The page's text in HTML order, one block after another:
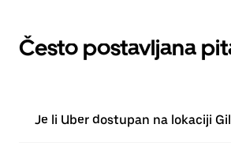
Često postavljana
Je li Uber dostupan na lokaciji